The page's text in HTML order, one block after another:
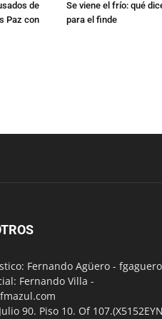
de
Paz con
Se viene el frío: qué
para el finde
Fernando Agüero -
Fernando Villa -
90. Piso 10. Of